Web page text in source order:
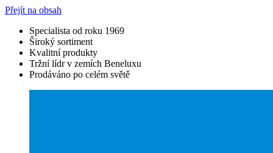
Přejít na obsah
Specialista od roku 1969
Široký sortiment
Kvalitní produkty
Tržní lídr v zemích Beneluxu
Prodáváno po celém světě